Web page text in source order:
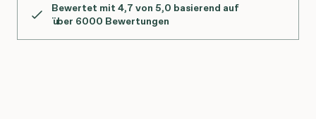
Bewertet mit 4,7 von 5,0 basierend auf
über 6000 Bewertungen